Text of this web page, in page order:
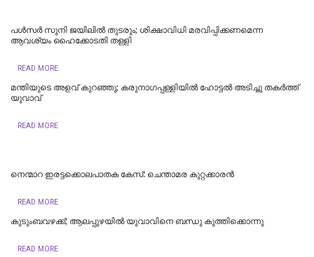
പള്‍സര്‍ സുനി ജയിലില്‍ തുടരും; ശിക്ഷാവിധി മരവിപ്പിക്കണമെന്ന
ആവശ്യം ഹൈക്കോടതി തള്ളി
READ MORE
മന്തിയുടെ അളവ് കുറഞ്ഞു; കരുനാ​ഗപ്പള്ളിയിൽ ഹോട്ടല്‍ അടിച്ചു തകര്‍ത്ത്
യുവാവ്
READ MORE
നെന്മാറ ഇരട്ടക്കൊലപാതക കേസ്: ചെന്താമര കുറ്റക്കാരൻ
READ MORE
കുടുംബവഴക്ക്; ആലപ്പുഴയില്‍ യുവാവിനെ ബന്ധു കുത്തിക്കൊന്നു
READ MORE